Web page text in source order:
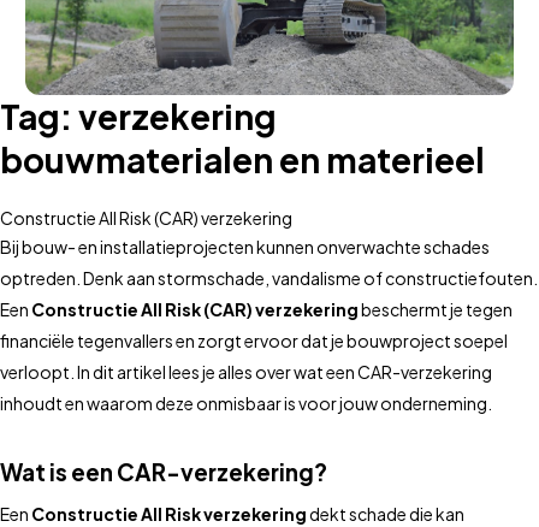
Tag: verzekering
bouwmaterialen en materieel
Constructie All Risk (CAR) verzekering
Bij bouw- en installatieprojecten kunnen onverwachte schades
optreden. Denk aan stormschade, vandalisme of constructiefouten.
Een Constructie All Risk (CAR) verzekeringbeschermt je tegen
financiële tegenvallers en zorgt ervoor dat je bouwproject soepel
verloopt. In dit artikel lees je alles over wat een CAR-verzekering
inhoudt en waarom deze onmisbaar is voor jouw onderneming.
Wat is een CAR-verzekering?
Een Constructie All Risk verzekeringdekt schade die kan